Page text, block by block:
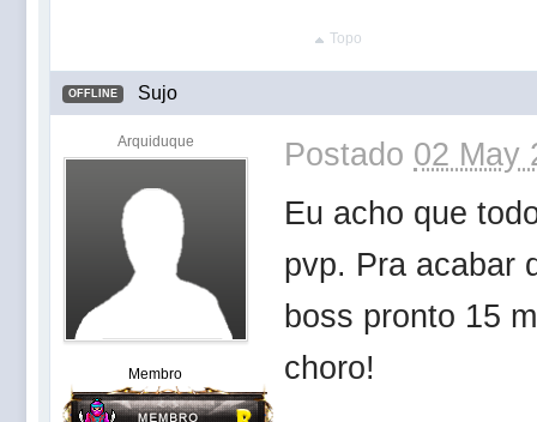
Topo
OFFLINE Sujo
Arquiduque
Membro
Postado 02 May
Eu acho que
pvp. Pra acabar
boss pronto 15
choro!